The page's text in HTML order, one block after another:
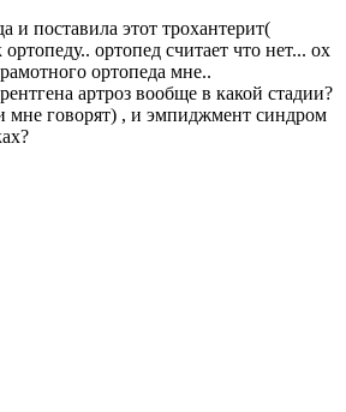
и поставила этот трохантерит(
ортопед считает что нет... ох
ортопеда мне..
артроз вообще в какой стадии?
мне говорят) , и эмпиджмент синдром